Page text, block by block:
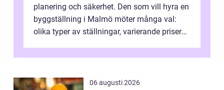
planering och säkerhet. Den som vill hyra en
byggställning i Malmö möter många val:
olika typer av ställningar, varierande priser
06 augusti 2026